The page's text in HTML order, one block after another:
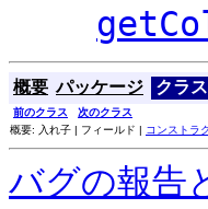
概要 パッケージ クラス
前のクラス 次のクラス
概要: 入れ子 | フィールド | コンストラ
バグの報告